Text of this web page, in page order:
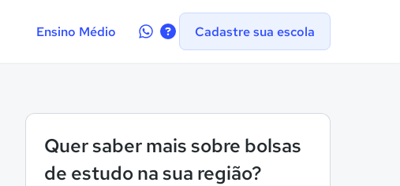
Ensino Médio
Contate-Cadastre sua escola
Quer saber mais sobre bolsas
de estudo na sua região?